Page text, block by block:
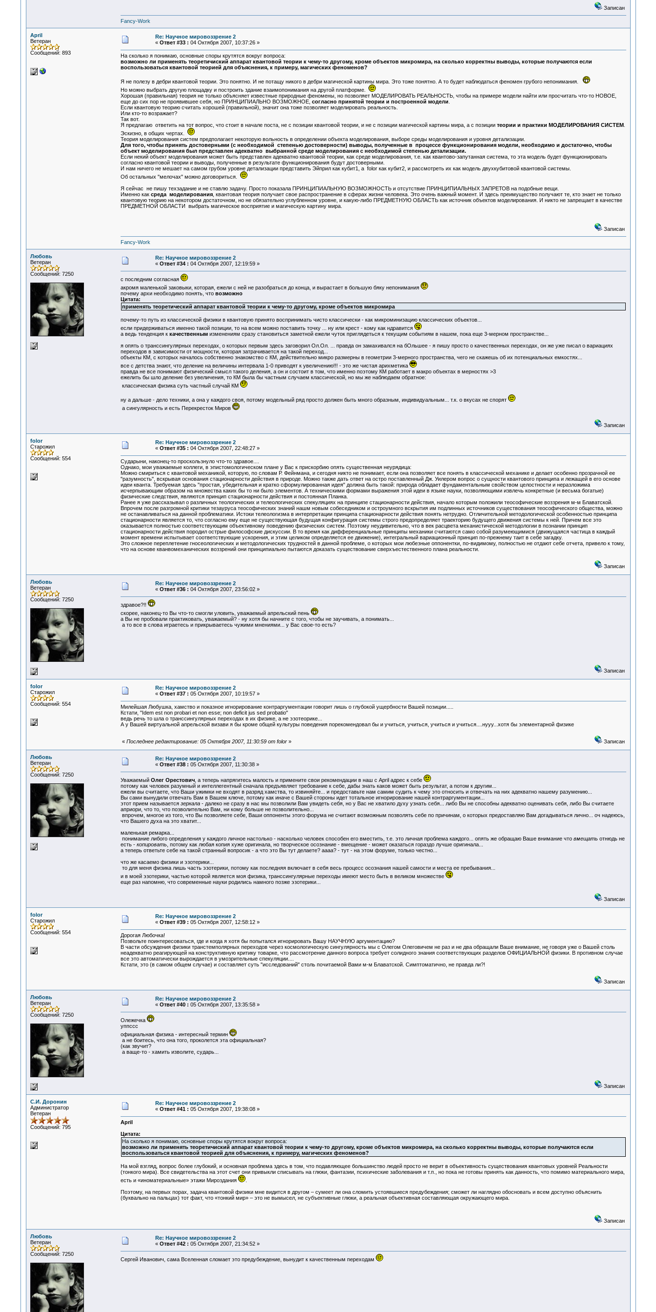
Записан
Fancy-Work
April
Ветеран
Сообщений: 893
Re: Научное мировоззрение 2
« Ответ #33 : 04 Октября 2007, 10:37:26 »
На сколько я понимаю, основные споры крутятся вокруг вопроса:
возможно ли применять теоретичиский аппарат квантовой теории к чему-то другому, кроме объектов микромира, на сколько корректны выводы, которые получаются если
воспользоваться квантовой теорией для объяснения, к примеру, магических феноменов?
Я не полезу в дебри квантовой теории. Это понятно. И не потащу никого в дебри магической картины мира. Это тоже понятно. А то будет наблюдаться феномен грубого непонимания.
Но можно выбрать другую площадку и построить здание взаимопонимания на другой платформе.
Хорошая (правильная) теория не только объясняет известные природные феномены, но позволяет МОДЕЛИРОВАТЬ РЕАЛЬНОСТЬ, чтобы на примере модели найти или просчитать что-то НОВОЕ,
еще до сих пор не проявившее себя, но ПРИНЦИПИАЛЬНО ВОЗМОЖНОЕ, согласно принятой теории и построенной модели
Если квантовую теорию считать хорошей (правильной), значит она тоже позволяет моделировать реальность.
Или кто-то возражает?
Так вот.
Я предлагаю ответить на тот вопрос, что стоит в начале поста, не с позиции квантовой теории, и не с позиции магической картины мира, а с позиции теории и практики МОДЕЛИРОВАНИЯ СИСТЕМ
Эскизно, в общих чертах.
Теория моделирования систем предполагает некоторую вольность в определении объекта моделирования, выборе среды моделирования и уровня детализации.
Для того, чтобы принять достоверными (с необходимой степенью достоверности) выводы, полученные в процессе функционирования модели, необходимо и достаточно, чтобы
объект моделирования был представлен адекватно выбранной среде моделирования с необходимой степенью детализации.
Если некий объект моделирования может быть представлен адекватно квантовой теории, как среде моделирования, т.е. как квантово-запутанная система, то эта модель будет функционировать
согласно квантовой теории и выводы, полученные в результате функционирования будут достоверными.
И нам ничего не мешает на самом грубом уровне детализации представить Эйприл как кубит1, а folor как кубит2, и рассмотреть их как модель двухкубитовой квантовой системы.
Об остальных "мелочах" можно договориться.
Я сейчас не пишу техзадание и не ставлю задачу. Просто показала ПРИНЦИПИАЛЬНУЮ ВОЗМОЖНОСТЬ и отсутствие ПРИНЦИПИАЛЬНЫХ ЗАПРЕТОВ на подобные вещи.
Именно как среда моделирования, квантовая теория получает свое распространение в сферах жизни человека. Это очень важный момент. И здесь преимущество получают те, кто знает не только
квантовую теорию на некотором достаточном, но не обязательно углубленном уровне, и какую-либо ПРЕДМЕТНУЮ ОБЛАСТЬ как источник объектов моделирования. И никто не запрещает в качестве
ПРЕДМЕТНОЙ ОБЛАСТИ выбрать магическое восприятие и магическую картину мира.
Записан
Fancy-Work
Любовь
Ветеран
Сообщений: 7250
Re: Научное мировоззрение 2
« Ответ #34 : 04 Октября 2007, 12:19:59 »
с последним согласная
акромя маленькой заковыки, которая, ежели с ней не разобраться до конца, и вырастает в большую бяку непонимания
почему архи необходимо понять, что возможно
Цитата:
применять теоретический аппарат квантовой теории к чему-то другому, кроме объектов микромира
почему-то путь из классической физики в квантовую принято воспринимать чисто классически - как микроминизацию классических объектов...
если придерживаться именно такой позиции, то на всем можно поставить точку ... ну или крест - кому как ндравится
а ведь тенденция к качественнымизменениям сразу становиться заметной ежели чуток приглядеться к текущим событиям в нашем, пока еще 3-мерном пространстве...
я опять о транссингулярных переходах, о которых первым здесь заговорил Ол.Ол. ... правда он замахивался на бОльшее - я пишу просто о качественных переходах, он же уже писал о вариациях
переходов в зависимости от мощности, которая затрачивается на такой переход...
объекты КМ, с которых началось собственно знакомство с КМ, действительно микро размерны в геометрии 3-мерного пространства, чего не скажешь об их потенциальных емкостях...
все с детства знают, что деление на величины интервала 1-0 приводят к увеличению!!! - это же чистая арихметика
правда не все понимают физический смысл такого деления, а он и состоит в том, что именно поэтому КМ работает в макро объектах в мерностях >3
ежелить бы шло деление без увеличения, то КМ была бы частным случаем классической, но мы же наблюдаем обратное:
классическая физика суть частный случай КМ
ну а дальше - дело техники, а она у каждого своя, потому модельный ряд просто должен быть много образным, индивидуальным... т.к. о вкусах не спорят
а сингулярность и есть Перекресток Миров
Записан
folor
Старожил
Сообщений: 554
Re: Научное мировоззрение 2
« Ответ #35 : 04 Октября 2007, 22:48:27 »
Сударыни, наконец-то проскользнуло что-то здравое....
Однако, мои уважаемые коллеги, в эпистомологическом плане у Вас к прискорбию опять существенная неурядица:
Можно смириться с квантовой механикой, которую, по словам Р. Фейнмана, и сегодня никто не понимает, если она позволяет все понять в классической механике и делает особенно прозрачной ее
"разумность", вскрывая основания стационарности действия в природе. Можно также дать ответ на остро поставленный Дж. Уилером вопрос о сущности квантового принципа и лежащей в его основе
идеи кванта. Требуемая здесь "простая, убедительная и кратко сформулированная идея" должна быть такой: природа обладает фундаментальным свойством целостности и неразложима
исчерпывающим образом на множества каких бы то ни было элементов. А техническими формами выражения этой идеи в языке науки, позволяющими извлечь конкретные (и весьма богатые)
физические следствия, являются принцип стационарности действия и постоянная Планка.
Ранее я уже рассказывал о различных теологических и телеологических спекуляциях на принципе стационарности действия, начало которым положили теософические воззрения м-м Блаватской.
Впрочем после разгромной критики тезауруса теософических знаний нашм новым собеседником и остроумного вскрытия им подлинных источников существования теософического общества, можно
не останавливаться на данной проблематики. Истоки телеологизма в интерпретации принципа стационарности действия понять нетрудно. Отличительной методологической особенностью принципа
стационарности является то, что согласно ему еще не существующая будущая конфигурация системы строго предопределяет траекторию будущего движения системы к ней. Причем все это
оказывается полностью соответствующим объективному поведению физических систем. Поэтому неудивительно, что в век расцвета механистической методологии в познании принцип
стационарности действия породил острые философские дискуссии. В то время как дифференциальные принципы механики считаются само собой разумеющимися (движущаяся частица в каждый
момент времени испытывает соответствующие ускорения, и этим целиком определяется ее движение), интегральный вариационный принцип по-прежнему таит в себе загадку.
Это сложное переплетение гносеологических и методологических трудностей в данной проблеме, о которых мои любезные оппонентки, по-видимому, полностью не отдают себе отчета, привело к тому,
что на основе кванвомеханических воззрений они принципиально пытаются доказать существование сверхъестественного плана реальности.
Записан
Любовь
Ветеран
Сообщений: 7250
Re: Научное мировоззрение 2
« Ответ #36 : 04 Октября 2007, 23:56:02 »
здравое?!!
скорее, наконец-то Вы что-то смогли уловить, уважаемый апрельский пень
а Вы не пробовали практиковать, уважаемый? - ну хотя бы начните с того, чтобы не заучивать, а понимать...
а то все в слова играетесь и прикрываетесь чужими мнениями... у Вас свое-то есть?
Записан
folor
Старожил
Сообщений: 554
Re: Научное мировоззрение 2
« Ответ #37 : 05 Октября 2007, 10:19:57 »
Милейшая Любушка, хамство и показное игнорирование контраргументации говорит лишь о глубокой ущербности Вашей позиции.....
Кстати, "Idem est non probari et non esse; non deficit jus sed probatio"
ведь речь то шла о транссингулярных переходах в их физике, а не эзотеорике...
А у Вашей виртуальной апрельской визави я бы кроме общей культуры поведения порекомендовал бы и учиться, учиться, учиться и учиться....нууу...хотя бы элементарной физике
« Последнее редактирование: 05 Октября 2007, 11:30:59 от folor» Записан
Любовь
Ветеран
Сообщений: 7250
Re: Научное мировоззрение 2
« Ответ #38 : 05 Октября 2007, 11:30:38 »
Уважаемый Олег Орестович, а теперь напрягитесь малость и примените свои рекомендации в наш с April адрес к себе
потому как человек разумный и интеллегентный сначала предъявляет требование к себе, дабы знать каков может быть результат, а потом к другим...
ежели вы считаете, что Ваши ужимки не входят в разряд хамства, то извиняйте... и предоставьте нам самим судить к чему это относить и отвечать на них адекватно нашему разумению...
Вы сами вынудили отвечать Вам в Вашем ключе, потому как иначе с Вашей стороны идет тотальное игнорирование нашей контраргументации...
этот прием называется зеркала- далеко не сразу в нас мы позволили Вам увидеть себя, но у Вас не хватило духу узнать себя... либо Вы не способны адекватно оценивать себя, либо Вы считаете
априори, что то, что позволительно Вам, ни кому больше не позволительно...
впрочем, многое из того, что Вы позволяете себе, Ваши оппоненты этого форума не считают возможным позволять себе по причинам, о которых предоставляю Вам догадываться лично... оч надеюсь,
что Вашего духа на это хватит...
маленькая ремарка...
понимание либого определения у каждого личное настолько - насколько человек способен его вместить, т.е. это личная проблема каждого... опять же обращаю Ваше внимание что вмещать отнюдь не
есть - копировать , потому как любая копия хуже оригинала, но творческое осознание - вмещение - может оказаться гораздо лучше оригинала...
а теперь ответьте себе на такой странный вопросик - а что это Вы тут делаете? аааа? - тут - на этом форуме, только честно...
что же касаемо физики и эзотерики...
то для меня физика лишь часть эзотерики, потому как последняя включает в себя весь процесс осознания нашей самости и места ее пребывания...
и в моей эзотерики, частью которой является моя физика, транссингулярные переходы имеют место быть в великом множестве
еще раз напомню, что современные науки родились намного позже эзотерики...
Записан
folor
Старожил
Сообщений: 554
Re: Научное мировоззрение 2
« Ответ #39 : 05 Октября 2007, 12:58:12 »
Дорогая Любочка!
Позвольте поинтересоваться, где и когда я хотя бы попытался игнорировать Вашу НАУЧНУЮ аргументацию?
В части обсуждения физики транстемполярных переходов через космологическую сингулярность мы с Олегом Олеговичем не раз и не два обращали Ваше внимание, не говоря уже о Вашей столь
неадекватно реагирующей на конструктивную критику товарке, что рассмотрение данного вопроса требует солидного знания соответствующих разделов ОФИЦИАЛЬНОЙ физики. В противном случае
все это автоматически вырождается в умозрительные спекуляции....
Кстати, это (в самом общем случае) и составляет суть "исследований" столь почитаемой Вами м-м Блаватской. Симптоматично, не правда ли?!
Записан
Любовь
Ветеран
Сообщений: 7250
Re: Научное мировоззрение 2
« Ответ #40 : 05 Октября 2007, 13:35:58 »
Олежечка
уппссс
официальная физика - интересный термин
а не боитесь, что она того, проколется эта официальная?
(как звучит?
а ваще-то - хамить изволите, сударь...
Записан
С.И. Доронин
Администратор
Ветеран
Сообщений: 795
Re: Научное мировоззрение 2
« Ответ #41 : 05 Октября 2007, 19:38:08 »
April
Цитата:
На сколько я понимаю, основные споры крутятся вокруг вопроса:
возможно ли применять теоретичиский аппарат квантовой теории к чему-то другому, кроме объектов микромира, на сколько корректны выводы, которые получаются если
воспользоваться квантовой теорией для объяснения, к примеру, магических феноменов?
На мой взгляд, вопрос более глубокий, и основная проблема здесь в том, что подавляющее большинство людей просто не верит в объективность существования квантовых уровней Реальности
(тонкого мира). Все свидетельства на этот счет они привыкли списывать на глюки, фантазии, психические заболевания и т.п., но пока не готовы принять как данность, что помимо материального мира,
есть и «иноматериальные» этажи Мироздания
.
Поэтому, на первых порах, задача квантовой физики мне видится в другом – сумеет ли она сломить устоявшиеся предубеждения; сможет ли наглядно обосновать и всем доступно объяснить
(буквально на пальцах) тот факт, что «тонкий мир» – это не вымысел, не субъективные глюки, а реальная объективная составляющая окружающего мира.
Записан
Любовь
Ветеран
Сообщений: 7250
Re: Научное мировоззрение 2
« Ответ #42 : 05 Октября 2007, 21:34:52 »
Сергей Иванович, сама Вселенная сломает это предубеждение, вынудит к качественным переходам